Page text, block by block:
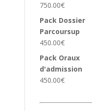
750.00€
Pack Dossier
Parcoursup
450.00€
Pack Oraux
d'admission
450.00€